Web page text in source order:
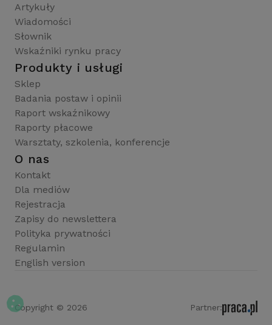
Artykuły
Wiadomości
Słownik
Wskaźniki rynku pracy
Produkty i usługi
Sklep
Badania postaw i opinii
Raport wskaźnikowy
Raporty płacowe
Warsztaty, szkolenia, konferencje
O nas
Kontakt
Dla mediów
Rejestracja
Zapisy do newslettera
Polityka prywatności
Regulamin
English version
Copyright © 2026 Partner: